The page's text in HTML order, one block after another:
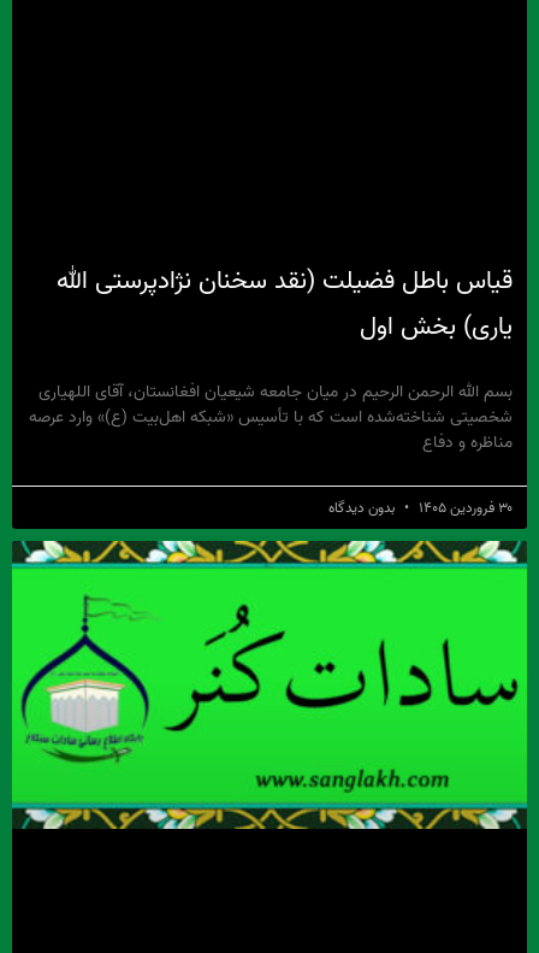
قیاس باطل فضیلت (نقد سخنان نژادپرستی الله
یاری) بخش اول
​بسم الله الرحمن الرحیم در میان جامعه شیعیان افغانستان، آقای اللهیاری
شخصیتی شناخته‌شده است که با تأسیس «شبکه اهل‌بیت (ع)» وارد عرصه
مناظره و دفاع
۳۰ فروردین ۱۴۰۵ بدون دیدگاه